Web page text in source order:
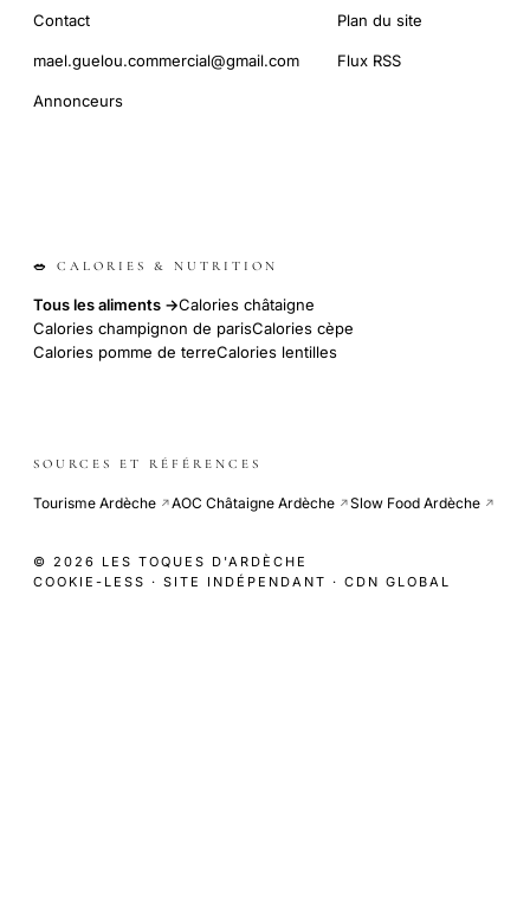
Contact
mael.guelou.commercial@gmail.com
Annonceurs
Plan du site
Flux RSS
🥗 CALORIES & NUTRITION
Tous les aliments →Calories châtaigne
Calories champignon de parisCalories cèpe
Calories pomme de terreCalories lentilles
SOURCES ET RÉFÉRENCES
Tourisme Ardèche ↗AOC Châtaigne Ardèche ↗Slow Food Ardèche ↗
© 2026 LES TOQUES D'ARDÈCHE
COOKIE-LESS · SITE INDÉPENDANT · CDN GLOBAL